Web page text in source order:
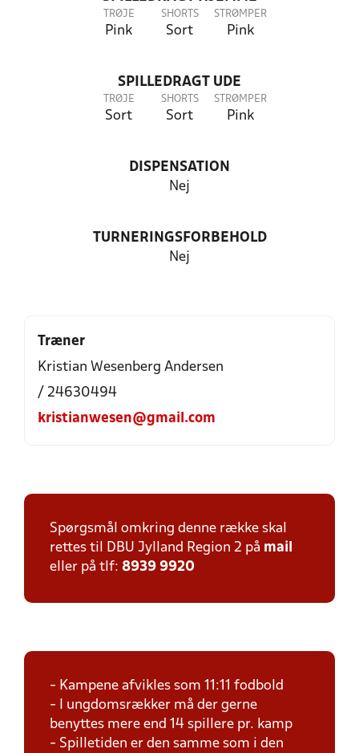
TRØJE
Pink
SHORTS
Sort
STRØMPER
Pink
SPILLEDRAGT UDE
TRØJE
Sort
SHORTS
Sort
STRØMPER
Pink
DISPENSATION
Nej
TURNERINGSFORBEHOLD
Nej
Træner
Kristian Wesenberg Andersen
/ 24630494
kristianwesen@gmail.com
Spørgsmål omkring denne række skal
rettes til DBU Jylland Region 2 på mail
eller på tlf: 8939 9920
- Kampene afvikles som 11:11 fodbold
- I ungdomsrækker må der gerne
benyttes mere end 14 spillere pr. kamp
- Spilletiden er den samme som i den